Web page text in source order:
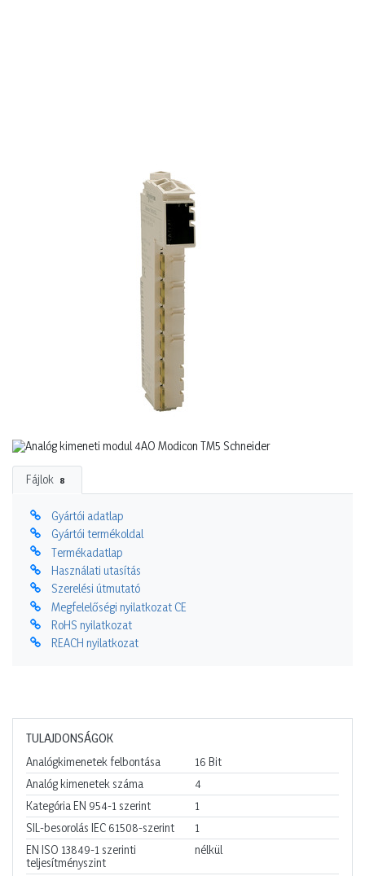
Fájlok 8
Gyártói adatlap
Gyártói termékoldal
Termékadatlap
Használati utasítás
Szerelési útmutató
Megfelelőségi nyilatkozat CE
RoHS nyilatkozat
REACH nyilatkozat
TULAJDONSÁGOK
Analógkimenetek felbontása
16 Bit
Analóg kimenetek száma
4
Kategória EN 954-1 szerint
1
SIL-besorolás IEC 61508-szerint
1
EN ISO 13849-1 szerinti
teljesítményszint
nélkül